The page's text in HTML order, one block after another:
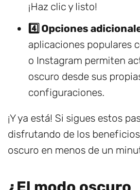
¡Haz clic y listo!
4️⃣ Opciones
aplicaciones populares
o Instagram permiten
oscuro desde sus
configuraciones.
¡Y ya está! Si sigues estos
disfrutando de los
oscuro en menos de un